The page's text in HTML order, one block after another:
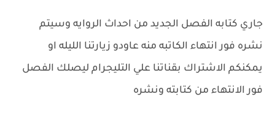
جاري كتابه الفصل الجديد من احداث الروايه وسيتم
نشره فور انتهاء الكاتبه منه عاودو زيارتنا الليله او
يمكنكم الاشتراك بقناتنا علي التليجرام ليصلك الفصل
فور الانتهاء من كتابته ونشره